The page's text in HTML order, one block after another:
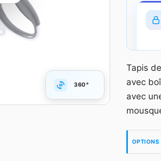
360°
Tapis
avec
avec
OPTIONS